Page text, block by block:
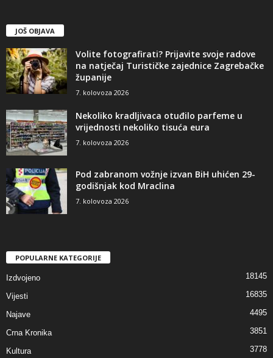
JOŠ OBJAVA
Volite fotografirati? Prijavite svoje radove
na natječaj Turističke zajednice Zagrebačke
županije
7. kolovoza 2026
Nekoliko kradljivaca otuđilo parfeme u
vrijednosti nekoliko tisuća eura
7. kolovoza 2026
Pod zabranom vožnje izvan BiH uhićen 29-
godišnjak kod Mraclina
7. kolovoza 2026
POPULARNE KATEGORIJE
Izdvojeno 18145
Vijesti 16835
Najave 4495
Crna Kronika 3851
Kultura 3778